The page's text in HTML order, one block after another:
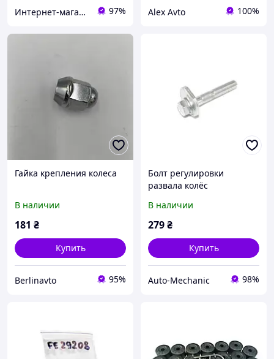
Интернет-магазин "KrazAuto" 97% Alex Avto 100%
Гайка крепления колеса
В наличии
181 ₴
Купить
Berlinavto 95%
Болт регулировки
развала колёс
В наличии
279₴
Купить
Auto-Mechanic 98%